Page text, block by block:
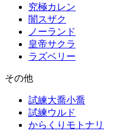
究極カレン
闇スザク
ノーランド
皇帝サクラ
ラズベリー
その他
試練大喬小喬
試練ウルド
からくりモトナリ